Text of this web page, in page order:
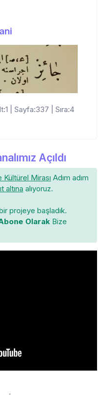
| Sayfa:337 | Sıra:4
Açıldı
Kültürel Mirası Adım adım
altına alıyoruz.
projeye başladık.
Olarak Bize